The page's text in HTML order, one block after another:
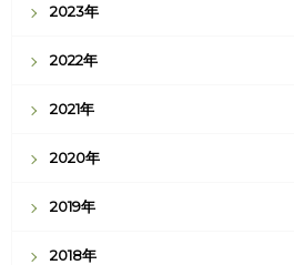
2023年
2022年
2021年
2020年
2019年
2018年